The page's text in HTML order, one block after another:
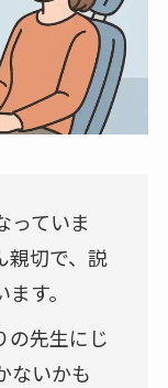
っていま
親切で、説
す。
の先生にじ
ないかも